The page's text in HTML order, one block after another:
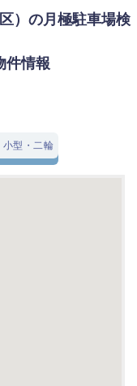
）の月極駐車場検
件情報
小型・二輪